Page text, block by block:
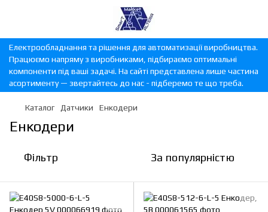
Електрообладнання та рішення для автоматизації виробництва.
Працюємо напряму з виробниками, підбираємо оптимальні
компоненти під ваші задачі. На сайті представлена лише частина
асортименту — звертайтесь до нас - підберемо те що треба.
Каталог Датчики Енкодери
Енкодери
Фільтр За популярністю